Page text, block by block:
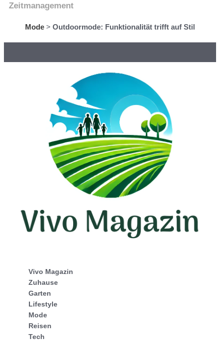
Zeitmanagement
Mode > Outdoormode: Funktionalität trifft auf Stil
Vivo Magazin
Zuhause
Garten
Lifestyle
Mode
Reisen
Tech